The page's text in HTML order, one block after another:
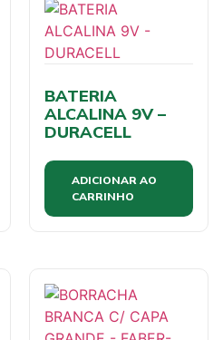
BATERIA
ALCALINA 9V –
DURACELL
ADICIONAR AO
CARRINHO